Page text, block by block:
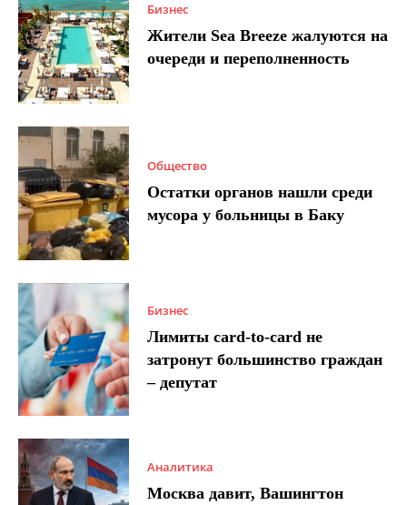
Бизнес
Жители Sea Breeze жалуются на
очереди и переполненность
Общество
Остатки органов нашли среди
мусора у больницы в Баку
Бизнес
Лимиты card-to-card не
затронут большинство граждан
– депутат
Аналитика
Москва давит, Вашингтон